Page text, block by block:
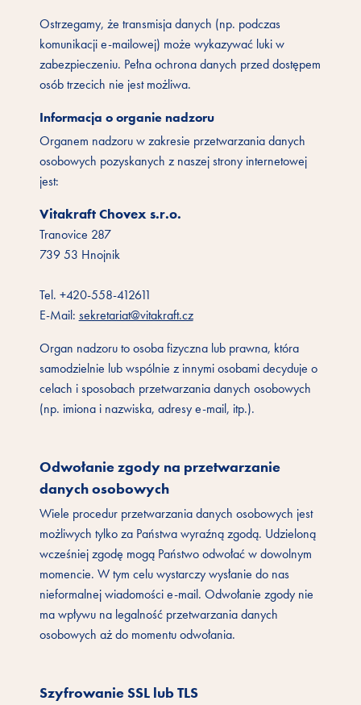
Ostrzegamy, że transmisja danych (np. podczas
komunikacji e-mailowej) może wykazywać luki w
zabezpieczeniu. Pełna ochrona danych przed dostępem
osób trzecich nie jest możliwa.
Informacja o organie nadzoru
Organem nadzoru w zakresie przetwarzania danych
osobowych pozyskanych z naszej strony internetowej
jest:
Vitakraft Chovex s.r.o.
Tranovice 287
739 53 Hnojnik
Tel. +420-558-412611
E-Mail: sekretariat@vitakraft.cz
Organ nadzoru to osoba fizyczna lub prawna, która
samodzielnie lub wspólnie z innymi osobami decyduje o
celach i sposobach przetwarzania danych osobowych
(np. imiona i nazwiska, adresy e-mail, itp.).
Odwołanie zgody na przetwarzanie
danych osobowych
Wiele procedur przetwarzania danych osobowych jest
możliwych tylko za Państwa wyraźną zgodą. Udzieloną
wcześniej zgodę mogą Państwo odwołać w dowolnym
momencie. W tym celu wystarczy wysłanie do nas
nieformalnej wiadomości e-mail. Odwołanie zgody nie
ma wpływu na legalność przetwarzania danych
osobowych aż do momentu odwołania.
Szyfrowanie SSL lub TLS